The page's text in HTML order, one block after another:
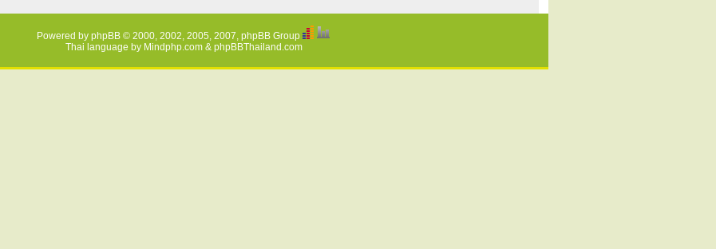
Powered by phpBB © 2000, 2002, 2005, 2007, phpBB Group
Thai language by Mindphp.com& phpBBThailand.com